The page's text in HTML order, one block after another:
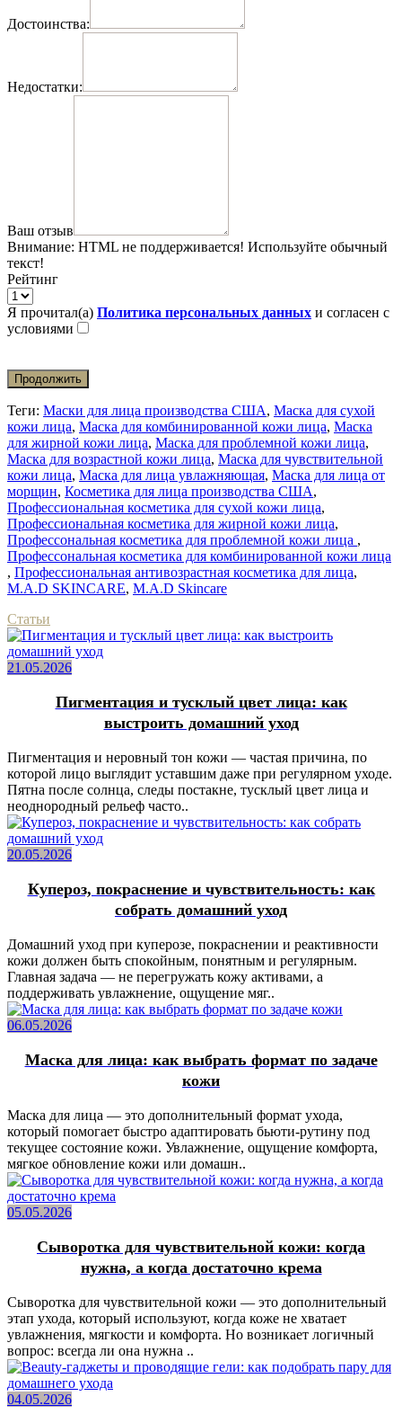
Достоинства:
Недостатки:
Ваш отзыв
Внимание: HTML не поддерживается! Используйте обычный
текст!
Рейтинг
Я прочитал(а) Политика персональных данных и согласен с
условиями
Продолжить
Теги: Маски для лица производства США, Маска для сухой
кожи лица, Маска для комбинированной кожи лица, Маска
для жирной кожи лица, Маска для проблемной кожи лица,
Маска для возрастной кожи лица, Маска для чувствительной
кожи лица, Маска для лица увлажняющая, Маска для лица от
морщин, Косметика для лица производства США,
Профессиональная косметика для сухой кожи лица,
Профессиональная косметика для жирной кожи лица,
Профессональная косметика для проблемной кожи лица ,
Профессональная косметика для комбинированной кожи лица
, Профессиональная антивозрастная косметика для лица,
M.A.D SKINCARE, M.A.D Skincare
Статьи
21.05.2026
Пигментация и тусклый цвет лица: как
выстроить домашний уход
Пигментация и неровный тон кожи — частая причина, по
которой лицо выглядит уставшим даже при регулярном уходе.
Пятна после солнца, следы постакне, тусклый цвет лица и
неоднородный рельеф часто..
20.05.2026
Купероз, покраснение и чувствительность: как
собрать домашний уход
Домашний уход при куперозе, покраснении и реактивности
кожи должен быть спокойным, понятным и регулярным.
Главная задача — не перегружать кожу активами, а
поддерживать увлажнение, ощущение мяг..
06.05.2026
Маска для лица: как выбрать формат по задаче
кожи
Маска для лица — это дополнительный формат ухода,
который помогает быстро адаптировать бьюти-рутину под
текущее состояние кожи. Увлажнение, ощущение комфорта,
мягкое обновление кожи или домашн..
05.05.2026
Сыворотка для чувствительной кожи: когда
нужна, а когда достаточно крема
Сыворотка для чувствительной кожи — это дополнительный
этап ухода, который используют, когда коже не хватает
увлажнения, мягкости и комфорта. Но возникает логичный
вопрос: всегда ли она нужна ..
04.05.2026